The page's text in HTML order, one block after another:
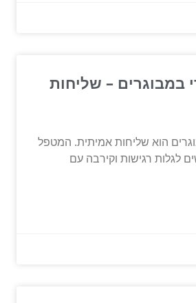
במבוגרים – שליחות
הוא שליחות אמיתית. המטפל
לגלות רגישות וקירבה עם